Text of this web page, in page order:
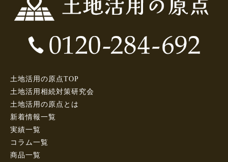
土地活用の原点TOP
土地活用相続対策研究会
土地活用の原点とは
新着情報一覧
実績一覧
コラム一覧
商品一覧